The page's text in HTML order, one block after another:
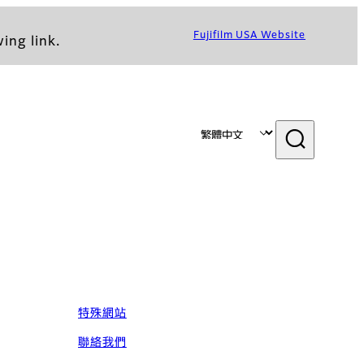
link. Fujifilm USA Website
特殊網站
聯絡我們